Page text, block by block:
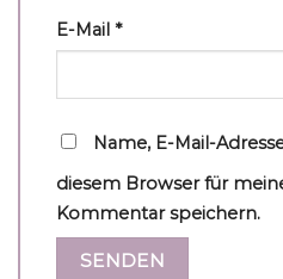
E-Mail *
Name, E-Mail-
diesem Browser für
Kommentar speichern.